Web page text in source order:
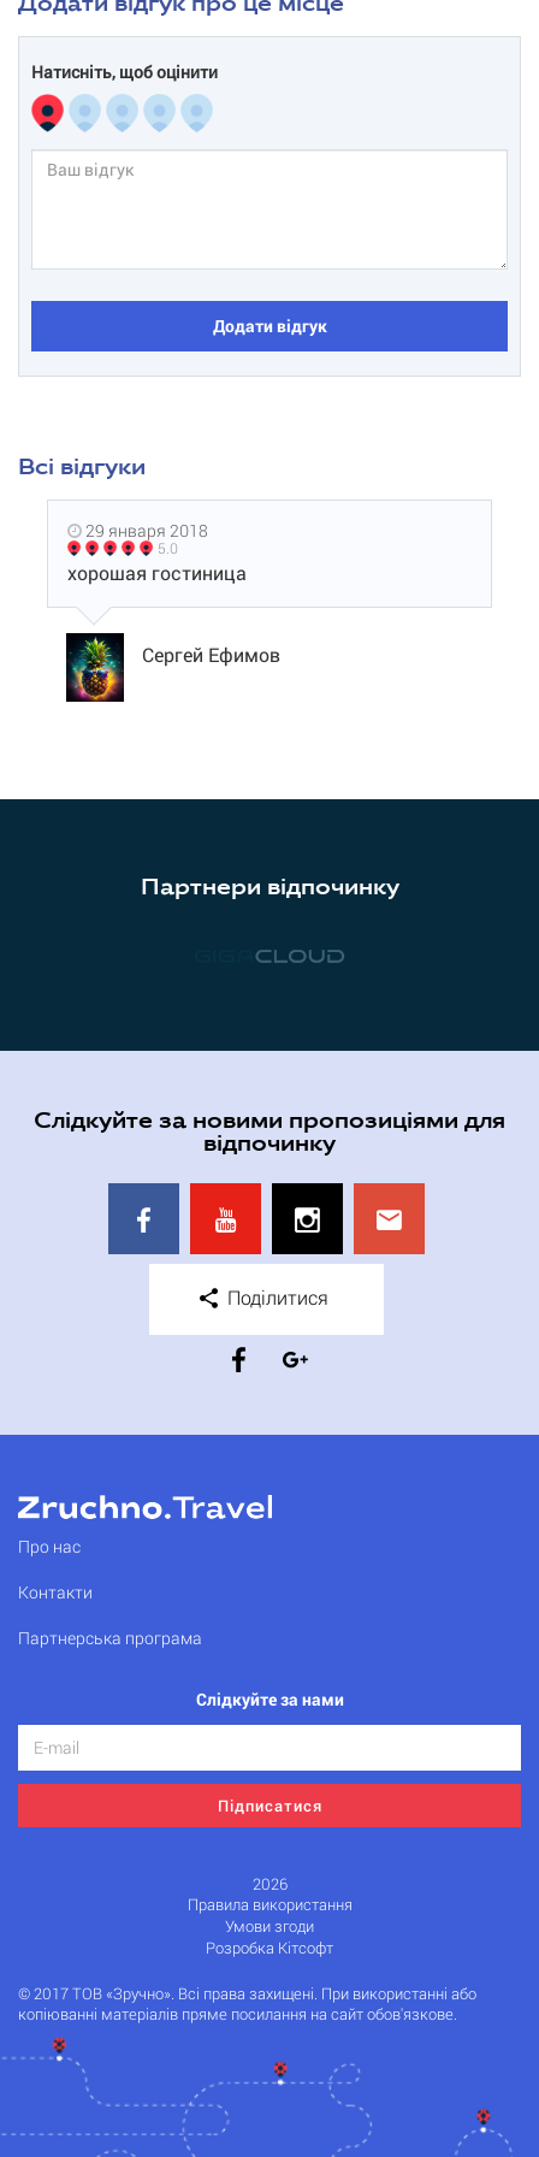
Додати відгук про це місце
Натисніть, щоб оцінити
Додати відгук
Всі відгуки
29 января 2018
5.0
хорошая гостиница
Сергей Ефимов
Партнери відпочинку
Слідкуйте за новими пропозиціями для
відпочинку
Поділитися
Про нас
Контакти
Партнерська програма
Слідкуйте за нами
Підписатися
2026
Правила використання
Умови згоди
Розробка Кітсофт
© 2017 ТОВ «Зручно». Всі права захищені. При використанні або
копіюванні матеріалів пряме посилання на сайт обов'язкове.